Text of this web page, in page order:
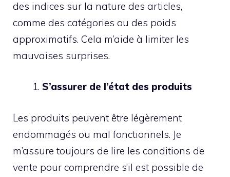
des indices sur la nature des articles,
comme des catégories ou des poids
approximatifs. Cela m’aide à limiter les
mauvaises surprises.
S’assurer de l’état des produits
Les produits peuvent être légèrement
endommagés ou mal fonctionnels. Je
m’assure toujours de lire les conditions de
vente pour comprendre s’il est possible de